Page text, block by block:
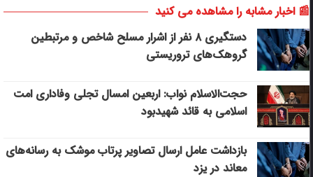
📰 اخبار مشابه را مشاهده می کنید
دستگیری ۸ نفر از اشرار مسلح شاخص و مرتبطین
گروهک‌های تروریستی
حجت‌الاسلام نواب: اربعین امسال تجلی وفاداری امت
اسلامی به قائد شهیدبود
بازداشت عامل ارسال تصاویر پرتاب موشک به رسانه‌های
معاند در یزد